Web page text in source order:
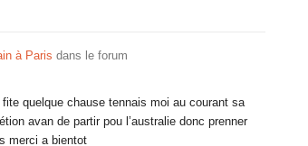
à Paris dans le forum
quelque chause tennais moi au courant sa
avan de partir pou l’australie donc prenner
merci a bientot